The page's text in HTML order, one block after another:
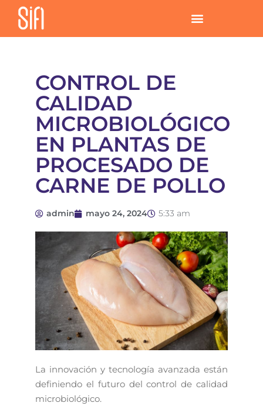
CONTROL DE
CALIDAD
MICROBIOLÓGICO
EN PLANTAS DE
PROCESADO DE
CARNE DE POLLO
admin mayo 24, 2024 5:33 am
La innovación y tecnología avanzada están
definiendo el futuro del control de calidad
microbiológico.